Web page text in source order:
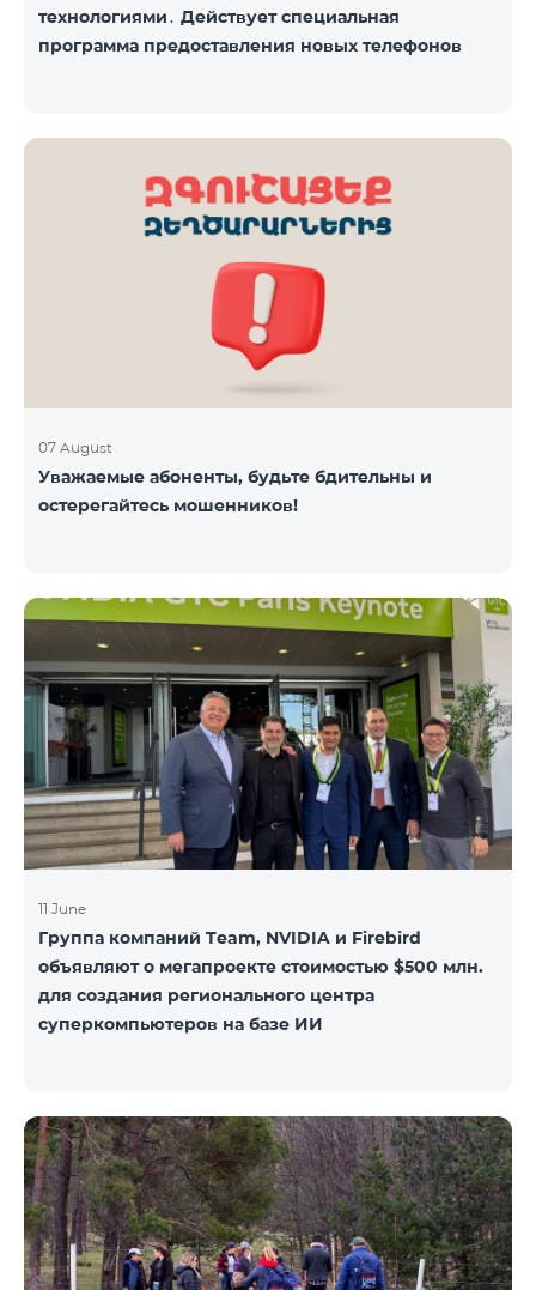
технологиями․ Действует специальная
программа предоставления новых телефонов
07 August
Уважаемые абоненты, будьте бдительны и
остерегайтесь мошенников!
11 June
Группа компаний Team, NVIDIA и Firebird
объявляют о мегапроекте стоимостью $500 млн.
для создания регионального центра
суперкомпьютеров на базе ИИ